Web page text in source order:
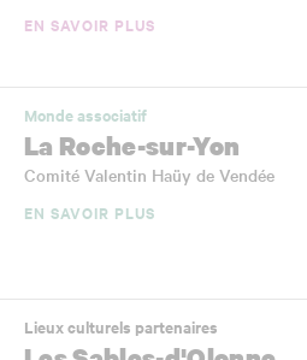
EN SAVOIR PLUS
Monde associatif
La Roche-sur-Yon
Comité Valentin Haüy de Vendée
EN SAVOIR PLUS
Lieux culturels partenaires